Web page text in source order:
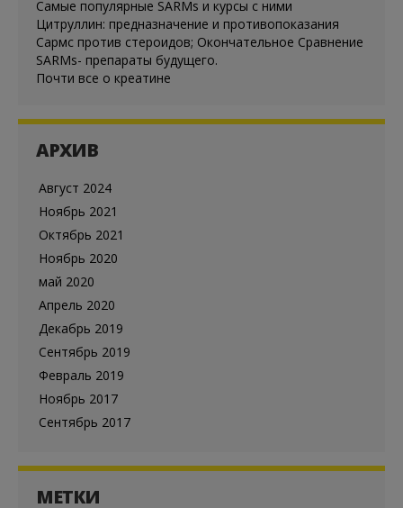
Cамые популярные SARMs и курсы с ними
Цитруллин: предназначение и противопоказания
Сармс против стероидов; Окончательное Сравнение
SARMs- препараты будущего.
Почти все о креатине
АРХИВ
Август 2024
Ноябрь 2021
Октябрь 2021
Ноябрь 2020
май 2020
Апрель 2020
Декабрь 2019
Сентябрь 2019
Февраль 2019
Ноябрь 2017
Сентябрь 2017
МЕТКИ